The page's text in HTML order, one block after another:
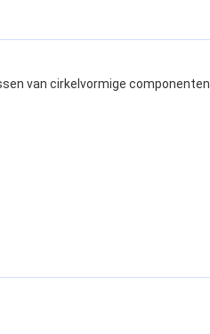
van cirkelvormige componenten..